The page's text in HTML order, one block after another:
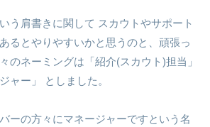
う肩書きに関して スカウトやサポート
るとやりやすいかと思うのと、頑張っ
のネーミングは「紹介(スカウト)担当」
ャー」 としました。
ーの方々にマネージャーですという名